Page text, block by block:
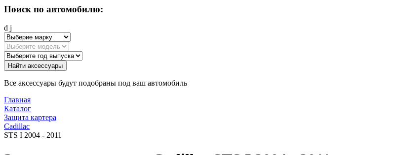
Поиск по автомобилю:
d j
Найти аксессуары
Все аксессуары будут подобраны под ваш автомобиль
Главная
Каталог
Защита картера
Cadillac
STS I 2004 - 2011